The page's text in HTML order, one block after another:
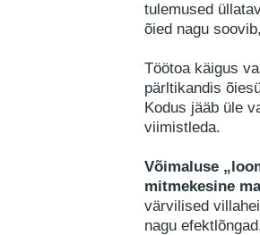
tulemused
õied nagu
Töötoa käigus
pärltikandis
Kodus jääb üle
viimistleda.
Võimaluse
mitmekesine
värvilised
nagu